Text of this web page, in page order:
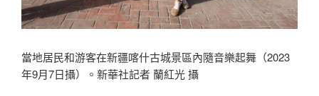
當地居民和游客在新疆喀什古城景區內隨音樂起舞（2023
年9月7日攝）。新華社記者 蘭紅光 攝